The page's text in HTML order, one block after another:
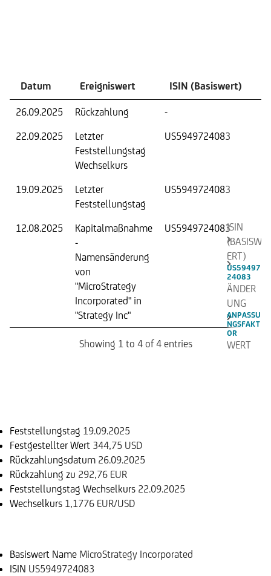
Datum Ereigniswert ISIN (Basiswert)
26.09.2025 Rückzahlung -
22.09.2025
Letzter
Feststellungstag
Wechselkurs
US5949724083
19.09.2025
Letzter
Feststellungstag
US5949724083
12.08.2025
Kapitalmaßnahme
-
Namensänderung
von
"MicroStrategy
Incorporated" in
"Strategy Inc"
US5949724083ISIN
(BASISW
ERT)
US59497
24083
ÄNDER
UNG
ANPASSU
NGSFAKT
OR
WERT
Showing 1 to 4 of 4 entries
Feststellungstag 19.09.2025
Festgestellter Wert 344,75 USD
Rückzahlungsdatum 26.09.2025
Rückzahlung zu 292,76 EUR
Feststellungstag Wechselkurs 22.09.2025
Wechselkurs 1,1776 EUR/USD
Basiswert Name MicroStrategy Incorporated
ISIN US5949724083